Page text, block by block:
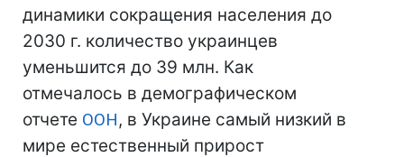
динамики сокращения населения до
2030 г. количество украинцев
уменьшится до 39 млн. Как
отмечалось в демографическом
отчете ООН, в Украине самый низкий в
мире естественный прирост